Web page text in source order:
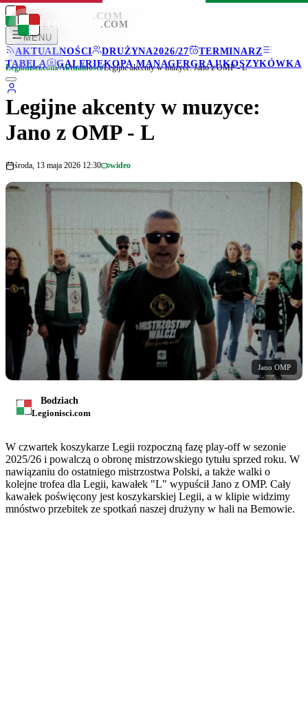
LEGIONISCI .COM
MENU
AKTUALNOŚCI
DRUŻYNA2026/27
TERMINARZ
TABELA
GALERIEKOPA MANAGERGRAJ!KOSZYKÓWKA
LEGIONISCI .COM
Legionisci.com/Aktualności/Legijne akcenty w muzyce: Jano z OMP - L
Legijne akcenty w muzyce:
Jano z OMP - L
środa, 13 maja 2026 12:30 wideo
Jano OMP
Bodziach
Legionisci.com
W czwartek koszykarze Legii rozpoczną fazę play-off w sezonie
2025/26 i powalczą o obronę mistrzowskiego tytułu sprzed roku. W
nawiązaniu do ostatniego mistrzostwa Polski, a także walki o
kolejne trofea dla Legii, kawałek "L" wypuścił Jano z OMP. Cały
kawałek poświęcony jest koszykarskiej Legii, a w klipie widzimy
mnóstwo przebitek ze spotkań naszej drużyny w hali na Bemowie.